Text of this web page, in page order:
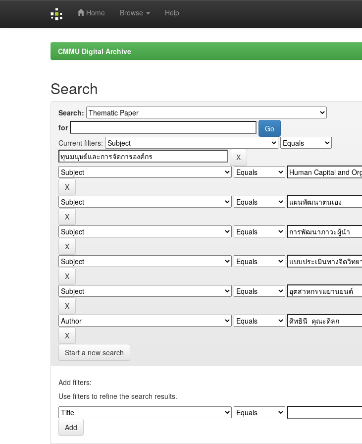
Home Browse Help
CMMU Digital Archive
Search
Search:
for
Current filters:
Start a new search
Add filters:
Use filters to refine the search results.